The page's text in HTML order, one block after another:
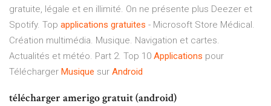
gratuite, légale et en illimité. On ne présente plus Deezer et
Spotify. Top applications gratuites - Microsoft Store Médical.
Création multimédia. Musique. Navigation et cartes.
Actualités et météo. Part 2. Top 10 Applications pour
Télécharger Musique sur Android
télécharger amerigo gratuit (android)